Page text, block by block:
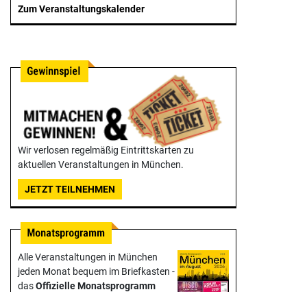
Zum Veranstaltungskalender
Wir verlosen regelmäßig Eintrittskarten zu
aktuellen Veranstaltungen in München.
JETZT TEILNEHMEN
Alle Veranstaltungen in München
jeden Monat bequem im Briefkasten -
dasOffizielle Monats­programm